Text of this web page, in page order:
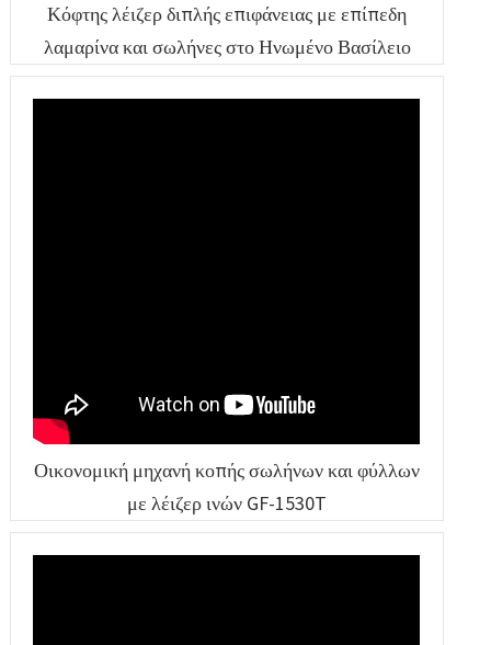
Κόφτης λέιζερ διπλής επιφάνειας με επίπεδη
λαμαρίνα και σωλήνες στο Ηνωμένο Βασίλειο
Οικονομική μηχανή κοπής σωλήνων και φύλλων
με λέιζερ ινών GF-1530T